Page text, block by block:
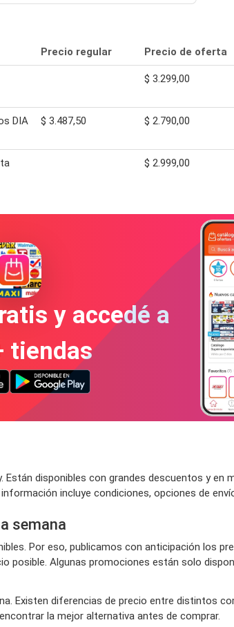
Precio regular Precio de oferta
$ 3.299,00
DIA $ 3.487,50 $ 2.790,00
$ 2.999,00
y accedé a
tiendas
disponibles con grandes descuentos y en
incluye condiciones, opciones de
semana
Por eso, publicamos con anticipación los
posible. Algunas promociones están solo
Existen diferencias de precio entre distintos
la mejor alternativa antes de comprar.